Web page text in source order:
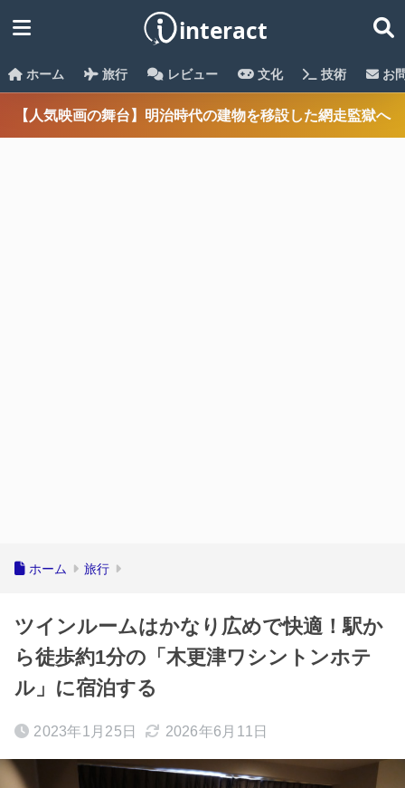
ホーム 旅行 レビュー 文化 技術 お
【人気映画の舞台】明治時代の建物を移設した網走監獄へ
ホーム 旅行
ツインルームはかなり広めで快適！駅か
ら徒歩約1分の「木更津ワシントンホテ
ル」に宿泊する
2023年1月25日 2026年6月11日